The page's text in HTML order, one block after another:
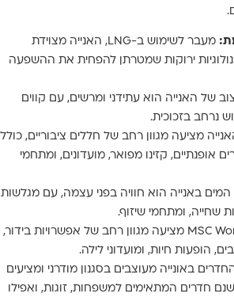
מעבר לשימוש ב-LNG, האנייה מצוידת
ירוקות שמטרתן להפחית את ההשפעה
של האנייה הוא עתידני ומרשים, עם קווים
נרחב בזכוכית.
מציעה מגוון רחב של חללים ציבוריים, כולל
אופנתיים, קזינו מפואר, מועדונים, ומתחמי
באנייה הוא חוויה בפני עצמה, עם מגלשות
שחייה, ומתחמי שיזוף.
MSC World Europa מציעה מגוון רחב של אפשרויות בידור,
הופעות חיות, ומועדוני לילה.
באונייה מעוצבים בסגנון מודרני ומציעים
חדרים המתאימים למשפחות, זוגות, ואפילו